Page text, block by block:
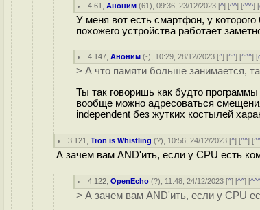
4.61 ,Аноним (61), 09:36, 23/12/2023 [^] [^^] [^^^] [
У меня вот есть смартфон, у
похожего устройства работает
4.147 ,Аноним (-), 10:29, 28/12/2023 [^] [^^] [^^^] [
> А что памяти больше занимается,
Ты так говоришь как будто
вообще можно адресоваться
independent без жутких костылей
3.121 ,Tron is Whistling (?), 10:56, 24/12/2023 [^] [^^] [
А зачем вам AND'ить, если у CPU есть
4.122 ,OpenEcho (?), 11:48, 24/12/2023 [^] [^^] [
> А зачем вам AND'ить, если у CPU